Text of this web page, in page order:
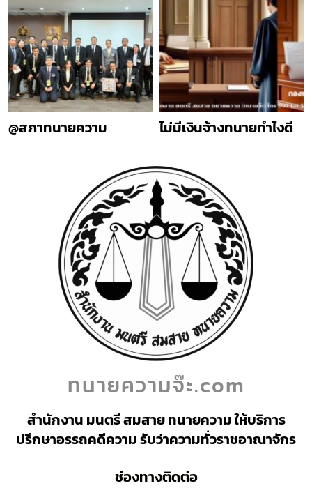
@สภาทนายความ ไม่มีเงินจ้างทนายทำไงดี
ทนายความจ๊ะ.com
สำนักงาน มนตรี สมสาย ทนายความ ให้บริการ
ปรึกษาอรรถคดีความ รับว่าความทั่วราชอาณาจักร
ช่องทางติดต่อ